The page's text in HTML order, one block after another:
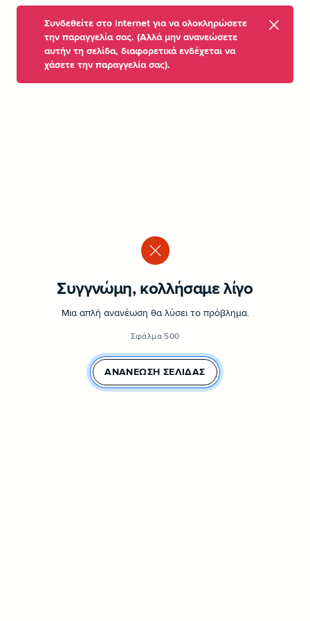
Συνδεθείτε στο internet για να ολοκληρώσετε
την παραγγελία σας. (Αλλά μην ανανεώσετε
αυτήν τη σελίδα, διαφορετικά ενδέχεται να
χάσετε την παραγγελία σας).
Συγγνώμη, κολλήσαμε λίγο
Μια απλή ανανέωση θα λύσει το πρόβλημα.
Σφάλμα 500
ΑΝΑΝΈΩΣΗ ΣΕΛΊΔΑΣ